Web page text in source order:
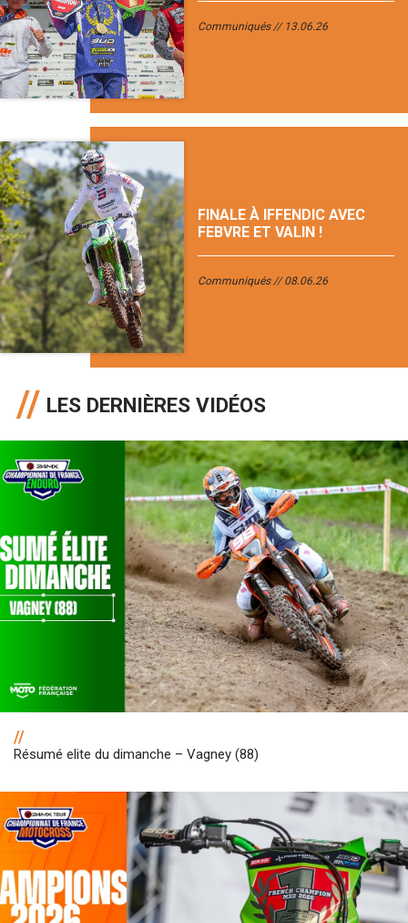
Communiqués 13.06.26
FINALE À IFFENDIC AVEC
FEBVRE ET VALIN !
Communiqués 08.06.26
LES DERNIÈRES VIDÉOS
//
Résumé elite du dimanche – Vagney (88)